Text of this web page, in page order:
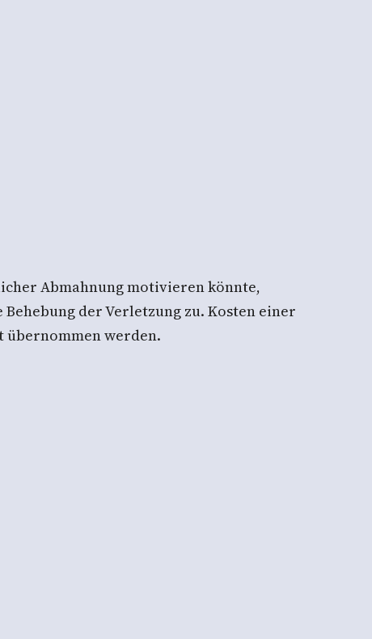
Abmahnung motivieren könnte,
der Verletzung zu. Kosten einer
übernommen werden.